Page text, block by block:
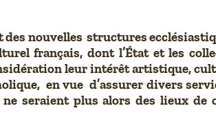
des nouvelles structures
français, dont l’État et les
leur intérêt artistique,
en vue d’assurer divers
seraient plus alors des lieux de